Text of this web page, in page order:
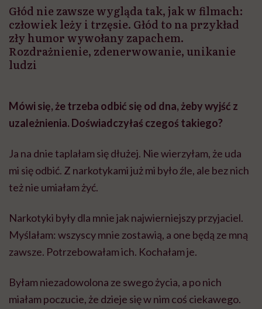
Głód nie zawsze wygląda tak, jak w filmach:
człowiek leży i trzęsie. Głód to na przykład
zły humor wywołany zapachem.
Rozdrażnienie, zdenerwowanie, unikanie
ludzi
Mówi się, że trzeba odbić się od dna, żeby wyjść z
uzależnienia. Doświadczyłaś czegoś takiego?
Ja na dnie taplałam się dłużej. Nie wierzyłam, że uda
mi się odbić. Z narkotykami już mi było źle, ale bez nich
też nie umiałam żyć.
Narkotyki były dla mnie jak najwierniejszy przyjaciel.
Myślałam: wszyscy mnie zostawią, a one będą ze mną
zawsze. Potrzebowałam ich. Kochałam je.
Byłam niezadowolona ze swego życia, a po nich
miałam poczucie, że dzieje się w nim coś ciekawego.